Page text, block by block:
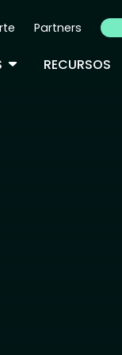
Partners
TOGGLE DROPDOWN
RECURSOS